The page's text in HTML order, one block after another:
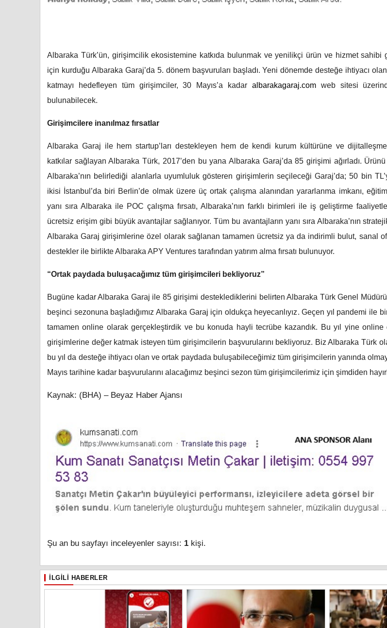
Albaraka Türk’ün, girişimcilik ekosistemine katkıda bulunmak ve yenilikçi ürün ve hizmet sahibi
için kurduğu Albaraka Garaj’da 5. dönem başvuruları başladı. Yeni dönemde desteğe ihtiyacı
katmayı hedefleyen tüm girişimciler, 30 Mayıs’a kadar albarakagaraj.comweb sitesi
bulunabilecek.
Girişimcilere inanılmaz fırsatlar
Albaraka Garaj ile hem startup’ları destekleyen hem de kendi kurum kültürüne ve
katkılar sağlayan Albaraka Türk, 2017’den bu yana Albaraka Garaj’da 85 girişimi ağırladı.
Albaraka’nın belirlediği alanlarla uyumluluk gösteren girişimlerin seçileceği Garaj’da; 50 bin
ikisi İstanbul’da biri Berlin’de olmak üzere üç ortak çalışma alanından yararlanma imkanı,
yanı sıra Albaraka ile POC çalışma fırsatı, Albaraka’nın farklı birimleri ile iş geliştirme
ücretsiz erişim gibi büyük avantajlar sağlanıyor. Tüm bu avantajların yanı sıra Albaraka’nın
Albaraka Garaj girişimlerine özel olarak sağlanan tamamen ücretsiz ya da indirimli bulut, sanal
destekler ile birlikte Albaraka APY Ventures tarafından yatırım alma fırsatı bulunuyor.
“Ortak paydada buluşacağımız tüm girişimcileri bekliyoruz”
Bugüne kadar Albaraka Garaj ile 85 girişimi desteklediklerini belirten Albaraka Türk Genel Müdürü
beşinci sezonuna başladığımız Albaraka Garaj için oldukça heyecanlıyız. Geçen yıl pandemi ile
tamamen online olarak gerçekleştirdik ve bu konuda hayli tecrübe kazandık. Bu yıl yine online
girişimlerine değer katmak isteyen tüm girişimcilerin başvurularını bekliyoruz. Biz Albaraka Türk
bu yıl da desteğe ihtiyacı olan ve ortak paydada buluşabileceğimiz tüm girişimcilerin yanında
Mayıs tarihine kadar başvurularını alacağımız beşinci sezon tüm girişimcilerimiz için şimdiden
Kaynak: (BHA) – Beyaz Haber Ajansı
Şu an bu sayfayı inceleyenler sayısı: 1 kişi.
İLGILI HABERLER